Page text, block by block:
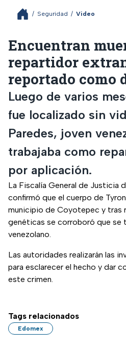
/ Seguridad / Video
Encuentran
repartidor
reportado como
Luego de varios
fue localizado sin
Paredes, joven
trabajaba como
por aplicación.
La Fiscalía General de Justicia
confirmó que el cuerpo de
municipio de Coyotepec y tras
genéticas se corroboró que se
venezolano.
Las autoridades realizarán las
para esclarecer el hecho y dar
este crimen.
Tags relacionados
Edomex